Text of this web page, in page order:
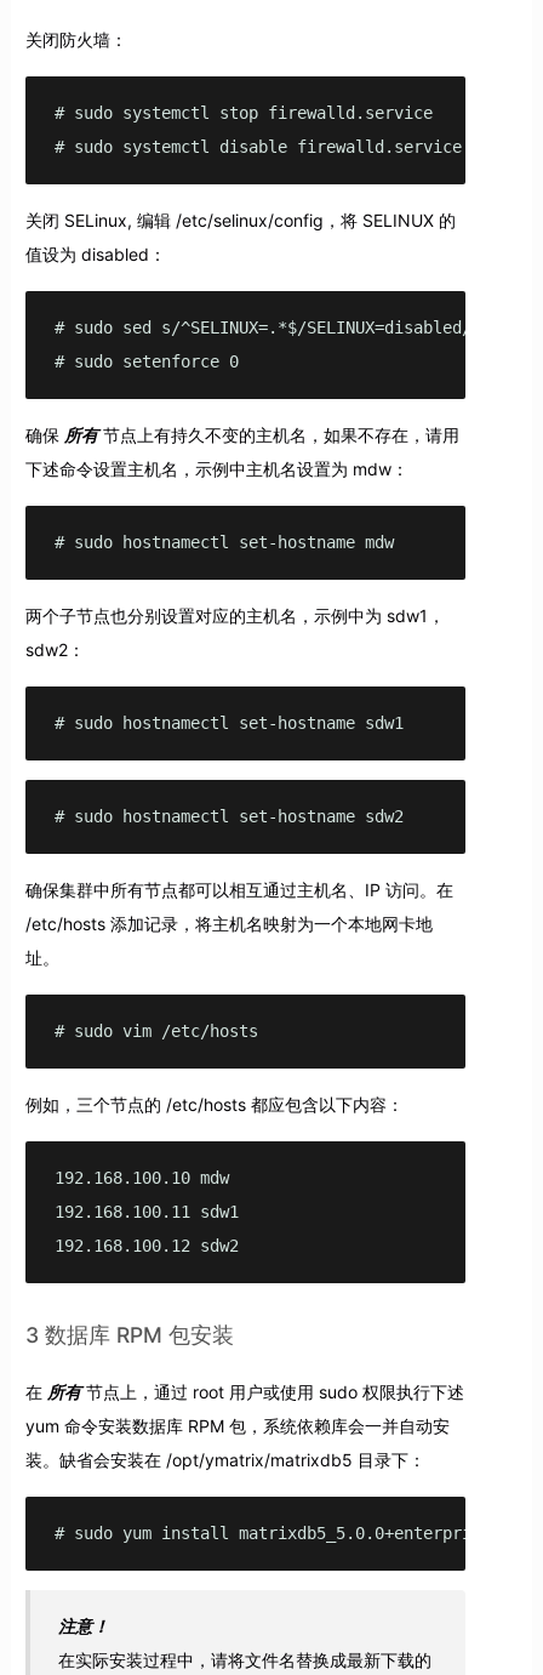
关闭防火墙：
# sudo systemctl stop firewalld.service
# sudo systemctl disable firewalld.service
关闭 SELinux, 编辑 /etc/selinux/config，将 SELINUX 的
值设为 disabled：
# sudo sed s/^SELINUX=.*$/SELINUX=disabled/ -i /
# sudo setenforce 0
确保 所有节点上有持久不变的主机名，如果不存在，请用
下述命令设置主机名，示例中主机名设置为 mdw：
# sudo hostnamectl set-hostname mdw
两个子节点也分别设置对应的主机名，示例中为 sdw1，
sdw2：
# sudo hostnamectl set-hostname sdw1
# sudo hostnamectl set-hostname sdw2
确保集群中所有节点都可以相互通过主机名、IP 访问。在
/etc/hosts 添加记录，将主机名映射为一个本地网卡地
址。
# sudo vim /etc/hosts
例如，三个节点的 /etc/hosts 都应包含以下内容：
192.168.100.10 mdw
192.168.100.11 sdw1
192.168.100.12 sdw2
3 数据库 RPM 包安装
在 所有节点上，通过 root 用户或使用 sudo 权限执行下述
yum 命令安装数据库 RPM 包，系统依赖库会一并自动安
装。缺省会安装在 /opt/ymatrix/matrixdb5 目录下：
# sudo yum install matrixdb5_5.0.0+enterprise-
注意！
在实际安装过程中，请将文件名替换成最新下载的